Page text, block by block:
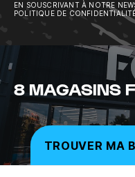
EN SOUSCRIVANT À NOTRE
POLITIQUE DE
8 MAGASINS
TROUVER MA